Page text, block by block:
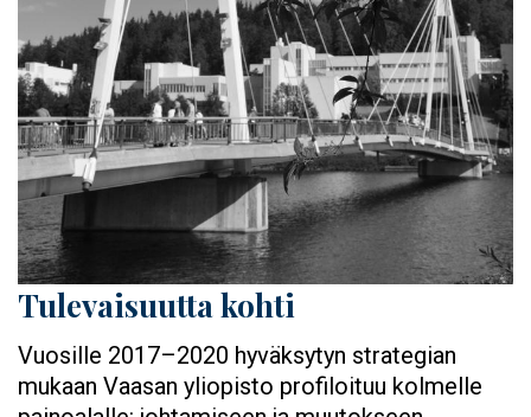
Tulevaisuutta kohti
Vuosille 2017–2020 hyväksytyn strategian
mukaan Vaasan yliopisto profiloituu kolmelle